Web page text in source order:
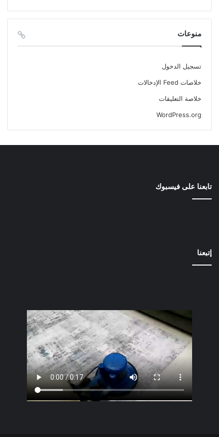
منوعات
تسجيل الدخول
خلاصات Feed الإدخالات
خلاصة التعليقات
WordPress.org
تابعنا على فيسبوك
إتبعنا